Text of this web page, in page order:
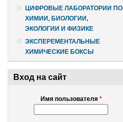
ЦИФРОВЫЕ ЛАБОРАТОРИИ ПО
ХИМИИ, БИОЛОГИИ,
ЭКОЛОГИИ И ФИЗИКЕ
ЭКСПЕРЕМЕНТАЛЬНЫЕ
ХИМИЧЕСКИЕ БОКСЫ
Вход на сайт
Имя пользователя *